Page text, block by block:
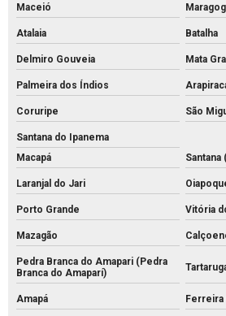
Maceió
Atalaia Batalha
Delmiro Gouveia Mata
Palmeira dos Índios
Coruripe São
Santana do Ipanema
Macapá
Santana
Laranjal do Jari
Porto Grande Vitória
Mazagão
Pedra Branca do Amapari (Pedra
Branca do Amaparí)
Amapá Ferreira